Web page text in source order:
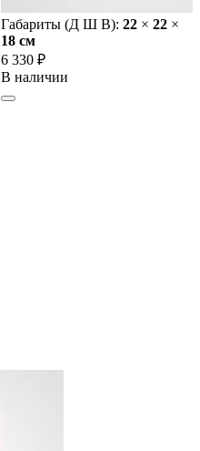
Габариты (Д Ш В): 22 × 22 ×
18 cм
6 330 ₽
В наличии